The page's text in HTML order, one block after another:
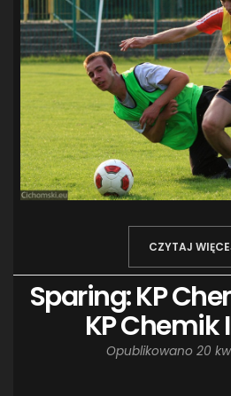
CZYTAJ
Sparing: KP
KP Chemik
Opublikowano 20